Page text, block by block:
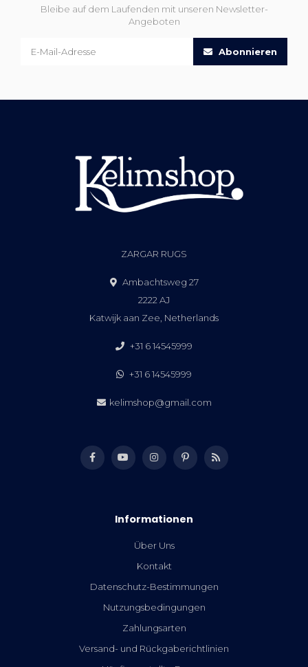
Bleibe auf dem Laufenden mit unseren Newsletter-
Angeboten
Abonnieren
ZARGAR RUGS
Ambachtsweg 27
2222 AJ
Katwijk aan Zee, Netherlands
+31 6 14545999
+31 6 14545999
kelimshop@gmail.com
Informationen
Über Uns
Kontakt
Datenschutz-Bestimmungen
Nutzungsbedingungen
Zahlungsarten
Versand- und Rückgaberichtlinien